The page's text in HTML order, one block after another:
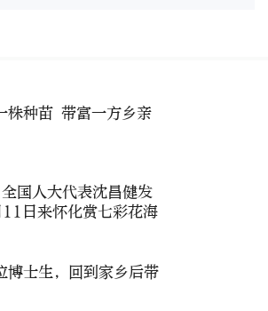
株种苗 带富一方乡亲
国人大代表沈昌健发
日来怀化赏七彩花海
博士生，回到家乡后带